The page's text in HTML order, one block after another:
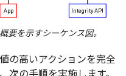
要を示すシーケンス図。
の高いアクションを完全